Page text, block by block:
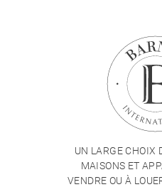
UN LARGE CHOIX
MAISONS ET
VENDRE OU À